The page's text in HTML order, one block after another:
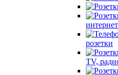
розетки
TV,